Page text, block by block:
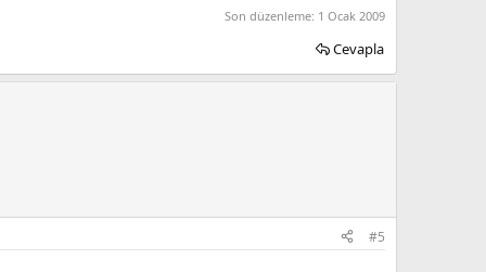
Son düzenleme: 1 Ocak 2009
Cevapla
#5